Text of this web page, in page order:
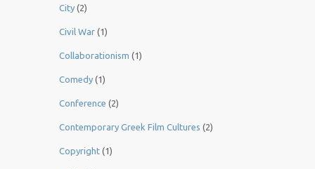
City (2)
Civil War (1)
Collaborationism (1)
Comedy (1)
Conference (2)
Contemporary Greek Film Cultures (2)
Copyright (1)